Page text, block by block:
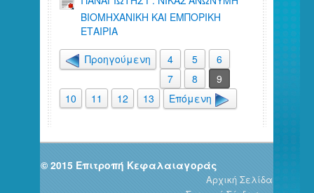
ΒΙΟΜΗΧΑΝΙΚΗ ΚΑΙ ΕΜΠΟΡΙΚΗ
ΕΤΑΙΡΙΑ
Προηγούμενη
4 5
6
7
8
9
10
11 12 13 Επόμενη
© 2015 Επιτροπή Κεφαλαιαγοράς
Αρχική Σελίδα